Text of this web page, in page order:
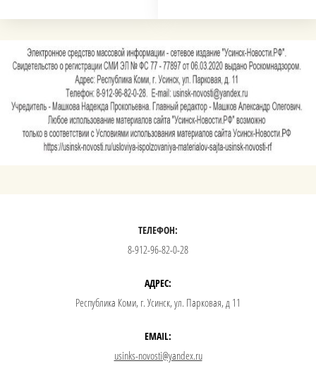
ТЕЛЕФОН:
8-912-96-82-0-28
АДРЕС:
Республика Коми, г. Усинск, ул. Парковая, д 11
EMAIL:
usinks-novosti@yandex.ru